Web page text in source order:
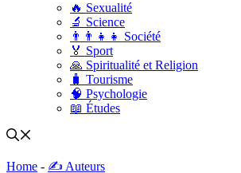
🔥 Sexualité
🔬 Science
👨‍👨‍👧‍👧 Société
🏅 Sport
🙏 Spiritualité et Religion
🧳 Tourisme
🧠 Psychologie
📖 Études
Home - ✍️ Auteurs